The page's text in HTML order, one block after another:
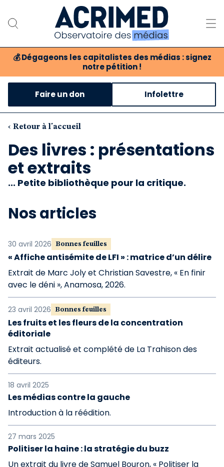
💰 Dégageons les capitalistes des médias : signez
notre pétition !
Notre association
Notre critique des médias
Nos propositions
Notre revue
Faire un don Infolettre
‹ Retour à l'accueil
Des livres : présentations
et extraits
... Petite bibliothèque pour la critique.
Nos articles
30 avril 2026 Bonnes feuilles
« Affiche antisémite de LFI » : matrice d’un délire
Extrait de Marc Joly et Christian Savestre, « En finir
avec le déni », Anamosa, 2026.
23 avril 2026 Bonnes feuilles
Les fruits et les fleurs de la concentration
éditoriale
Extrait actualisé et complété de La Trahison des
éditeurs.
18 avril 2025
Les médias contre la gauche
Introduction à la réédition.
27 mars 2025
Politiser la haine : la stratégie du buzz
Un extrait du livre de Samuel Bouron, « Politiser la